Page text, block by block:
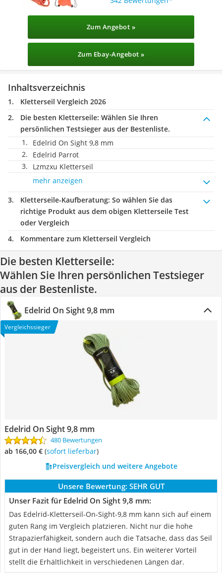
Zum Angebot »
Zum Ebay-Angebot »
Inhaltsverzeichnis
Kletterseil Vergleich 2026
Die besten Kletterseile: Wählen Sie Ihren
persönlichen Testsieger aus der Bestenliste.
Edelrid On Sight 9,8 mm
Edelrid Parrot
Lzmzxu Kletterseil
mehr anzeigen
Kletterseile-Kaufberatung: So wählen Sie das
richtige Produkt aus dem obigen Kletterseile Test
oder Vergleich
Kommentare zum Kletterseil Vergleich
Die besten Kletterseile:
Wählen Sie Ihren persönlichen Testsieger
aus der Bestenliste.
Edelrid On Sight 9,8 mm
Vergleichssieger
Edelrid On Sight 9,8 mm
480 Bewertungen
ab 166,00 € ( Sofort lieferbar)
Preisvergleich und weitere Angebote
Unsere Bewertung: SEHR GUT
Unser Fazit für Edelrid On Sight 9,8 mm:
Das Edelrid-Kletterseil-On-Sight-9,8 mm kann sich auf einem
guten Rang im Vergleich platzieren. Nicht nur die hohe
Strapazierfähigkeit, sondern auch die Tatsache, dass das Seil
gut in der Hand liegt, begeistert uns. Ein weiterer Vorteil
stellt die Erhältlichkeit in verschiedenen Längen dar.